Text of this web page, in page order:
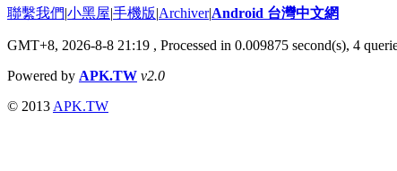
聯繫我們|小黑屋|手機版|Archiver|Android 台灣中文網
GMT+8, 2026-8-8 21:19 , Processed in 0.009875 second(s), 4
Powered by APK.TW v2.0
© 2013 APK.TW